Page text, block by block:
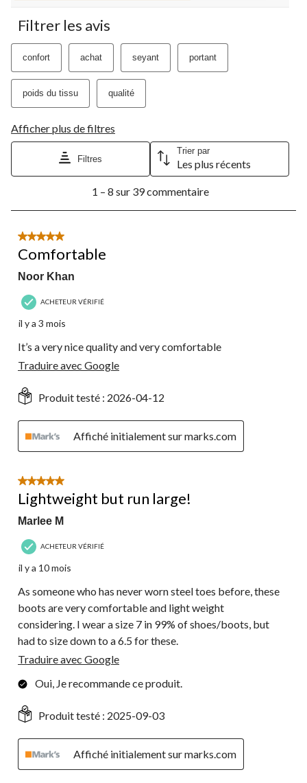
Filtrer les avis
confort achat seyant portant
poids du tissu qualité
Afficher plus de filtres
Filtres
Trier par
Les plus récents
8
39
commentaire.
1 – 8 sur 39 commentaire
5 étoile(s) sur 5.
Comfortable
Noor Khan
ACHETEUR VÉRIFIÉ
il y a 3 mois
It’s a very nice quality and very comfortable
Traduire avec Google
Produit testé : 2026-04-12
Affiché initialement sur marks.com
5 étoile(s) sur 5.
Lightweight but run large!
Marlee M
ACHETEUR VÉRIFIÉ
il y a 10 mois
As someone who has never worn steel toes before, these
boots are very comfortable and light weight
considering. I wear a size 7 in 99% of shoes/boots, but
had to size down to a 6.5 for these.
Traduire avec Google
Oui, Je recommande ce produit.
Produit testé : 2025-09-03
Affiché initialement sur marks.com